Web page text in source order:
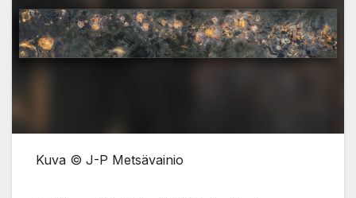
Kuva © J-P Metsävainio